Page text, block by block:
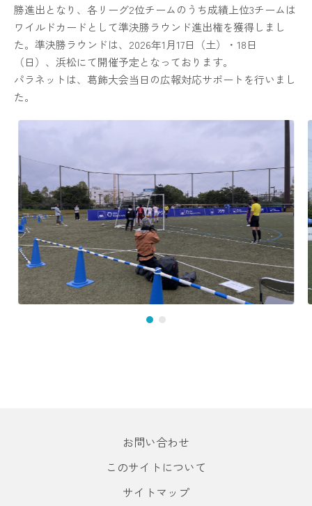
勝進出となり、各リーグ2位チームのうち成績上位3チームは
ワイルドカードとして準決勝ラウンド進出権を獲得しまし
た。準決勝ラウンドは、2026年1月17日（土）・18日
（日）、浜松にて開催予定となっております。
パラネットは、葛飾大会当日の広報対応サポートを行いまし
た。
お問い合わせ
このサイトについて
サイトマップ